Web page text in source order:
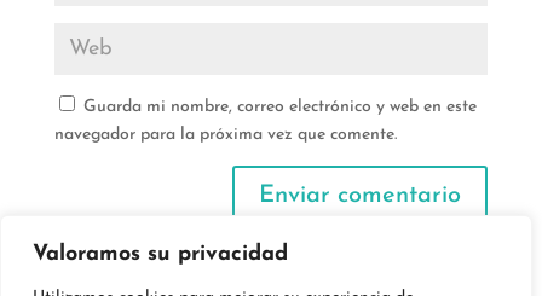
Valoramos su privacidad
Guarda mi nombre, correo electrónico y web en este
navegador para la próxima vez que comente.